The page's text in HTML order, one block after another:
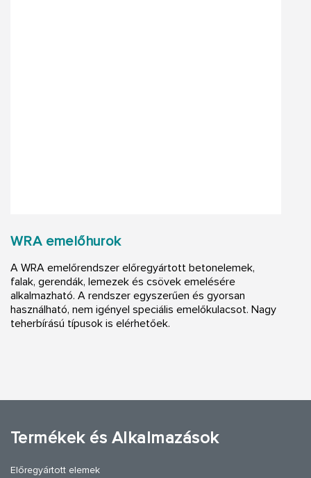
WRA emelőhurok
A WRA emelőrendszer előregyártott betonelemek,
falak, gerendák, lemezek és csövek emelésére
alkalmazható. A rendszer egyszerűen és gyorsan
használható, nem igényel speciális emelőkulacsot. Nagy
teherbírású típusok is elérhetőek.
Termékek és Alkalmazások
Előregyártott elemek